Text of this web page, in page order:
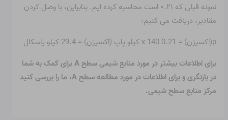
نمونه قبلی که ۰.۲۱ است محاسبه کرده ایم. بنابراین، با وصل کردن
مقادیر، دریافت می کنیم:
p(اکسیژن) = 0.21 x 140 کیلو پاپ (اکسیژن) = 29.4 کیلو پاسکال
برای اطلاعات بیشتر در مورد منابع شیمی سطح A برای کمک به شما
در بازنگری و برای اطلاعات در مورد مطالعه سطح A، ما را بررسی کنید
مرکز منابع سطح شیمی.